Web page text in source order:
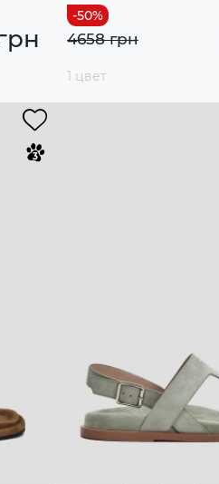
4658 грн
1 цвет